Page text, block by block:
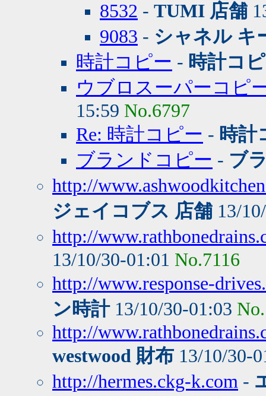
8532 - TUMI 店舗
9083 - シャネル キ
時計コピー - 時計コ
ウブロスーパーコピ
15:59 No.6797
Re: 時計コピー - 時計
ブランドコピー - ブ
http://
ジェイコブス 店舗 13/
http://
13/10/30-01:01 No.7116
http://www.response-
ン時計13/10/30-01:03
http://
westwood 財布 13/10/30-
http://hermes.ckg-k.com -